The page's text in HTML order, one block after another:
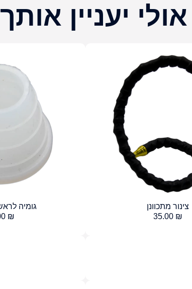
אולי יעניין
צינור מתכוונן
35.00 ₪
גומיה
₪